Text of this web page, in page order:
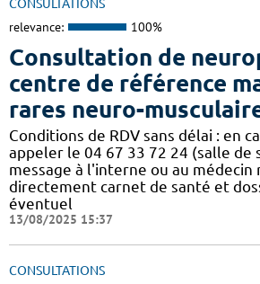
CONSULTATIONS
relevance: 100%
Consultation de
centre de référence
rares neuro-
Conditions de RDV sans délai : en
appeler le 04 67 33 72 24 (salle de
message à l'interne ou au médecin
directement carnet de santé et
éventuel
13/08/2025 15:37
CONSULTATIONS